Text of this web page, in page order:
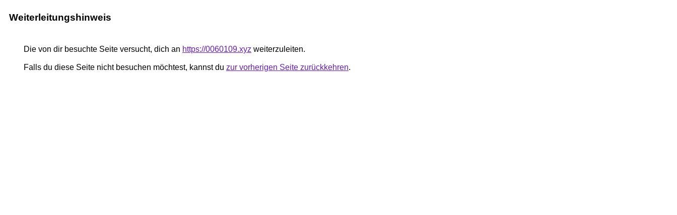
Weiterleitungshinweis
Die von dir besuchte Seite versucht, dich an https://0060109.xyz weiterzuleiten.
Falls du diese Seite nicht besuchen möchtest, kannst du zur vorherigen Seite zurückkehren.